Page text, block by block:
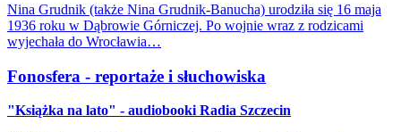
Nina Grudnik (także Nina Grudnik-Banucha) urodziła się 16 maja
1936 roku w Dąbrowie Górniczej. Po wojnie wraz z rodzicami
wyjechała do Wrocławia…
Fonosfera - reportaże i słuchowiska
"Książka na lato" - audiobooki Radia Szczecin